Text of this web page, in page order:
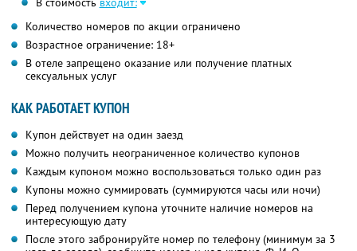
Количество номеров по акции ограничено
Возрастное ограничение: 18+
В отеле запрещено оказание или получение платных
сексуальных услуг
КАК РАБОТАЕТ КУПОН
Купон действует на один заезд
Можно получить неограниченное количество купонов
Каждым купоном можно воспользоваться только один раз
Купоны можно суммировать (суммируются часы или ночи)
Перед получением купона уточните наличие номеров на
интересующую дату
После этого забронируйте номер по телефону (минимум за 3